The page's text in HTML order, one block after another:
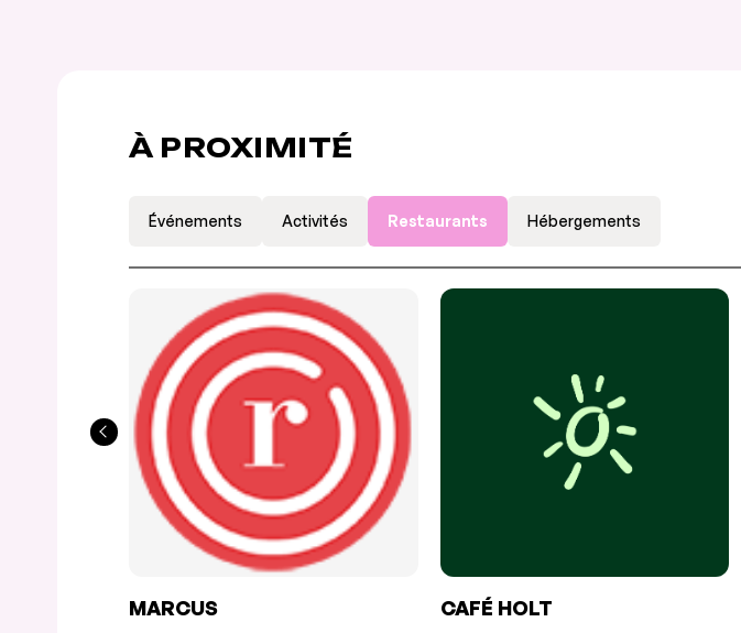
À PROXIMITÉ
Événements Activités Restaurants Hébergements
MARCUS CAFÉ HOLT